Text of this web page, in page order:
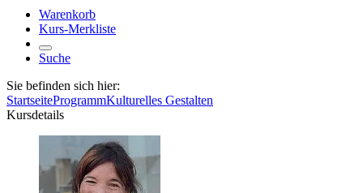
Warenkorb
Kurs-Merkliste
Suche
Sie befinden sich hier:
StartseiteProgrammKulturelles Gestalten
Kursdetails